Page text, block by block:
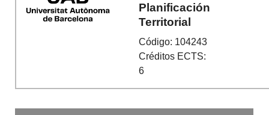
Planificación
Territorial
Código: 104243
Créditos ECTS:
6